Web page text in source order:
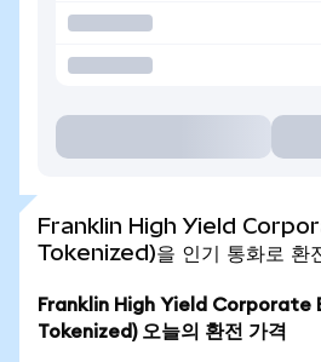
Franklin High Yield
Tokenized)을 인기 통화로 환
Franklin High Yield Corporate
Tokenized) 오늘의 환전 가격